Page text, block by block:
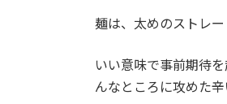
麺は、太めのストレ
いい意味で事前期待
んなところに攻めた